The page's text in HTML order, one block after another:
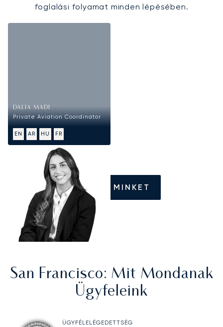
foglalási folyamat minden lépésében.
DALIA MADI
Private Aviation Coordinator
EN AR HU FR
HÍVJON MINKET
San Francisco: Mit Mondanak
Ügyfeleink
ÜGYFÉLELÉGEDETTSÉG